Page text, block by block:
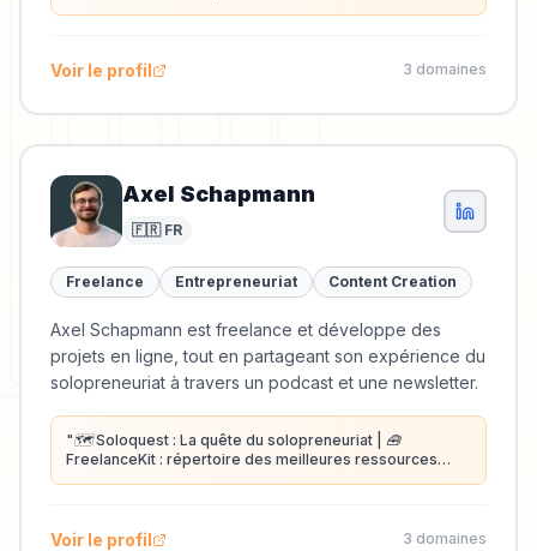
Voir le profil 3 domaines
Axel Schapmann
🇫🇷 FR
Freelance Entrepreneuriat Content Creation
Axel Schapmann est freelance et développe des
projets en ligne, tout en partageant son expérience du
solopreneuriat à travers un podcast et une newsletter.
"🗺️ Soloquest : La quête du solopreneuriat | 🧰
FreelanceKit : répertoire des meilleures ressources
Voir le profil 3 domaines